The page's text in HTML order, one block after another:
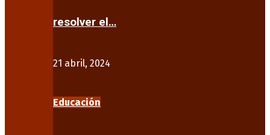
resolver el…
21 abril, 2024
Educación